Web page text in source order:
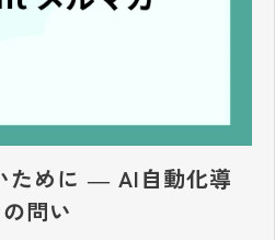
ために ― AI自動化導
問い